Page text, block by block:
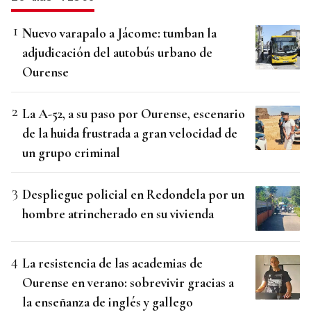
Nuevo varapalo a Jácome: tumban la
adjudicación del autobús urbano de
Ourense
La A-52, a su paso por Ourense, escenario
de la huida frustrada a gran velocidad de
un grupo criminal
Despliegue policial en Redondela por un
hombre atrincherado en su vivienda
La resistencia de las academias de
Ourense en verano: sobrevivir gracias a
la enseñanza de inglés y gallego